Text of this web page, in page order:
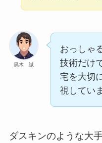
黒木 誠
おっしゃ
技術だけ
宅を大切
視してい
ダスキンのような大